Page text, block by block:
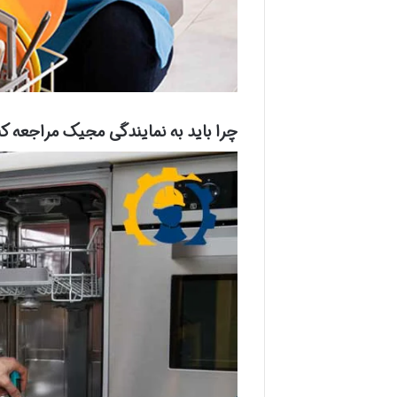
چرا باید به نمایندگی مجیک مراجعه